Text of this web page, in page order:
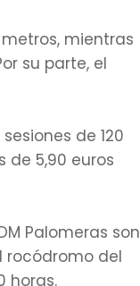
mientras
su parte, el
de 120
de 5,90 euros
Palomeras son
rocódromo del
horas.